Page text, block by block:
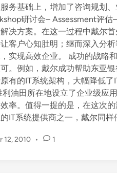
务基础上，增加了咨询规划
研讨会– Assessment评
决方案。在这一过程中戴尔
客户心知肚明；继而深入分
实现高效企业。 成功的战略
。例如，戴尔成功帮助东亚
有的IT系统架构，大幅降低
田所在地设立了企业级应
率。值得一提的是，在这次
IT系统提供商之一，戴尔同样
12, 2010 • 1